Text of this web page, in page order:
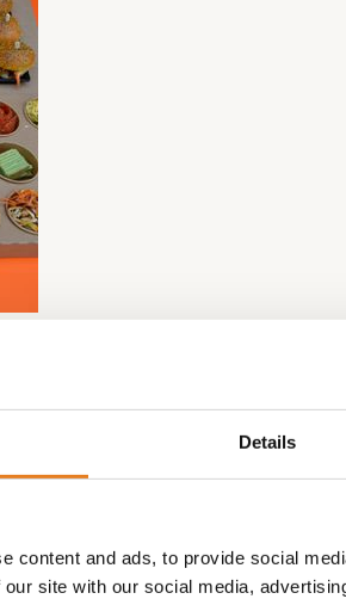
Details
content and ads, to provide social
site with our social media,